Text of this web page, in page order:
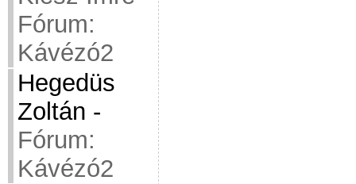
Fórum:
Kávézó2
Hegedüs
Zoltán -
Fórum:
Kávézó2